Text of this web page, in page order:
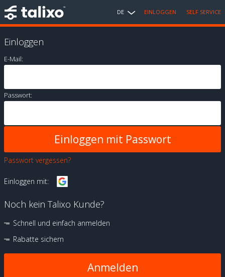
DE EINLOGGEN SELF SERVICE
Einloggen
E-Mail:
Passwort:
Passwort vergessen?
Einloggen mit:
Noch kein Talixo Kunde?
Schnell und einfach anmelden
Rabatte sichern
Anmelden